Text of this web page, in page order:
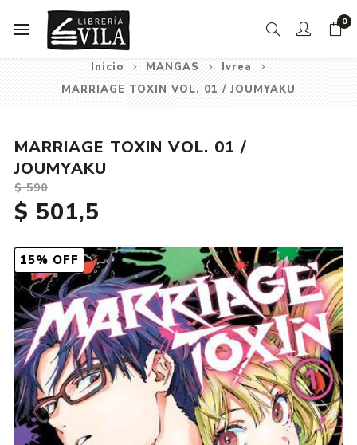
0
Inicio MANGAS
Ivrea
MARRIAGE TOXIN VOL. 01 / JOUMYAKU
15% OFF
MARRIAGE TOXIN VOL. 01 /
JOUMYAKU
$ 590
$ 501,5